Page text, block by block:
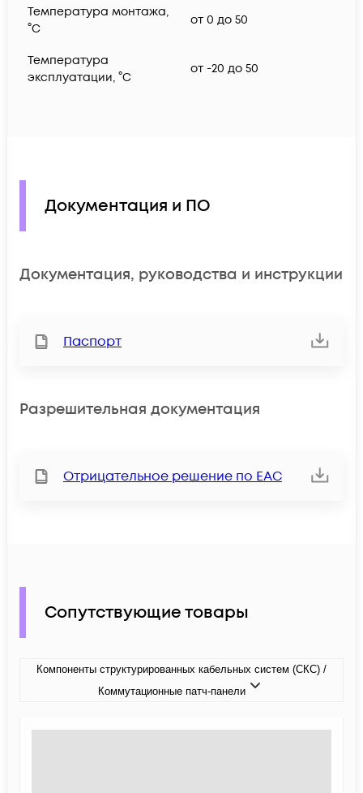
Температура монтажа,
°C
от 0 до 50
Температура
эксплуатации, °C
от -20 до 50
Документация и ПО
Документация, руководства и инструкции
Паспорт
Разрешительная документация
Отрицательное решение по ЕАС
Сопутствующие товары
Компоненты структурированных кабельных систем (СКС) /
Коммутационные патч-панели